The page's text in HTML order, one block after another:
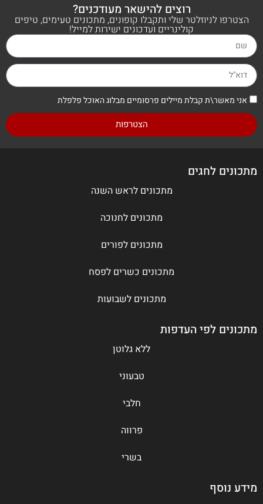
רוצים להישאר מעודכנים?
הצטרפו לניוזלטר שלי ותקבלו קופונים, מתכונים טעימים, טיפים
קולינריים ועדכונים ישירות למייל!
אני מאשר\ת קבלת מיילים פרסומיים מבלוג האוכל פלפלת
הצטרפות
מתכונים לחגים
מתכונים לראש השנה
מתכונים לחנוכה
מתכונים לפורים
מתכונים כשרים לפסח
מתכונים לשבועות
מתכונים לפי העדפות
ללא גלוטן
טבעוני
חלבי
פרווה
בשרי
מידע נוסף